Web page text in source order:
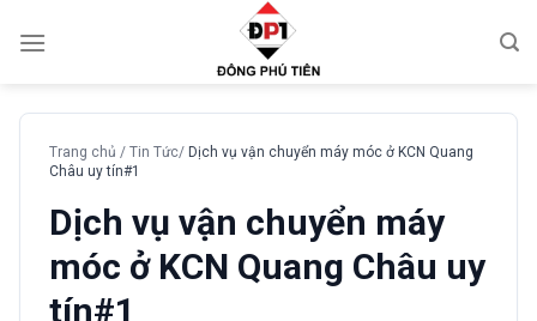
đến
Trang chủ / Tin Tức/ Dịch vụ vận chuyển máy móc ở KCN Quang
Châu uy tín#1
Dịch vụ vận chuyển máy
móc ở KCN Quang Châu uy
tín#1